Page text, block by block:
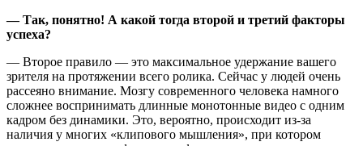
— Так, понятно! А какой тогда второй и третий факторы
успеха?
— Второе правило — это максимальное удержание вашего
зрителя на протяжении всего ролика. Сейчас у людей очень
рассеяно внимание. Мозгу современного человека намного
сложнее воспринимать длинные монотонные видео с одним
кадром без динамики. Это, вероятно, происходит из‑за
наличия у многих «клипового мышления», при котором